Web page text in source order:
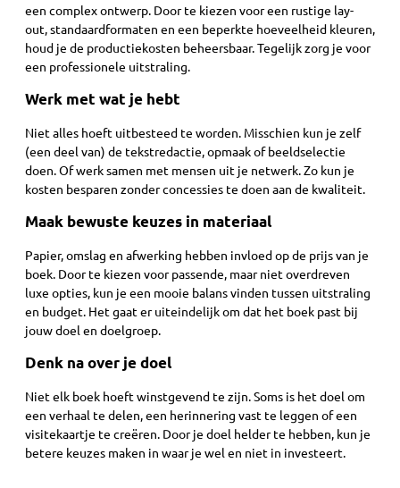
een complex ontwerp. Door te kiezen voor een rustige lay-
out, standaardformaten en een beperkte hoeveelheid kleuren,
houd je de productiekosten beheersbaar. Tegelijk zorg je voor
een professionele uitstraling.
Werk met wat je hebt
Niet alles hoeft uitbesteed te worden. Misschien kun je zelf
(een deel van) de tekstredactie, opmaak of beeldselectie
doen. Of werk samen met mensen uit je netwerk. Zo kun je
kosten besparen zonder concessies te doen aan de kwaliteit.
Maak bewuste keuzes in materiaal
Papier, omslag en afwerking hebben invloed op de prijs van je
boek. Door te kiezen voor passende, maar niet overdreven
luxe opties, kun je een mooie balans vinden tussen uitstraling
en budget. Het gaat er uiteindelijk om dat het boek past bij
jouw doel en doelgroep.
Denk na over je doel
Niet elk boek hoeft winstgevend te zijn. Soms is het doel om
een verhaal te delen, een herinnering vast te leggen of een
visitekaartje te creëren. Door je doel helder te hebben, kun je
betere keuzes maken in waar je wel en niet in investeert.